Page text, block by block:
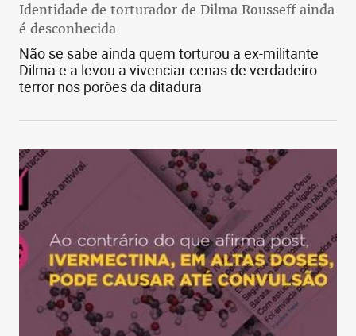
Identidade de torturador de Dilma Rousseff ainda
é desconhecida
Não se sabe ainda quem torturou a ex-militante
Dilma e a levou a vivenciar cenas de verdadeiro
terror nos porões da ditadura